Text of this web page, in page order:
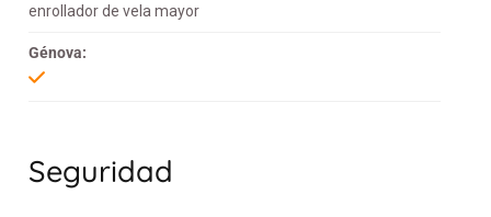
enrollador de vela mayor
Génova:
Seguridad